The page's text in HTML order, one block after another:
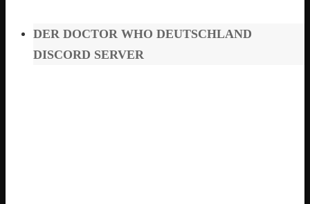
DER DOCTOR WHO DEUTSCHLAND
DISCORD SERVER